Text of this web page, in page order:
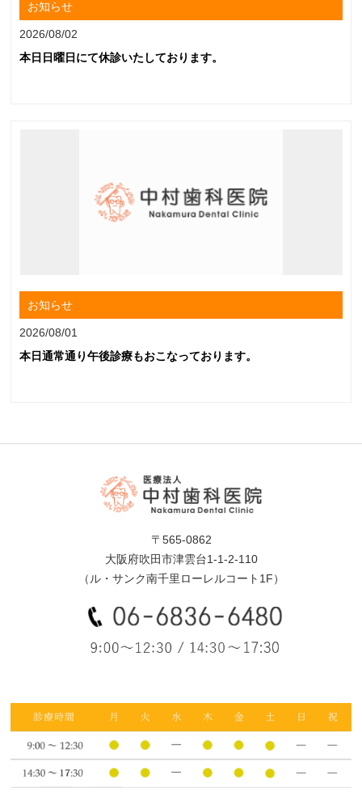
お知らせ
2026/08/02
本日日曜日にて休診いたしております。
お知らせ
2026/08/01
本日通常通り午後診療もおこなっております。
〒565-0862
大阪府吹田市津雲台1-1-2-110
（ル・サンク南千里ローレルコート1F）